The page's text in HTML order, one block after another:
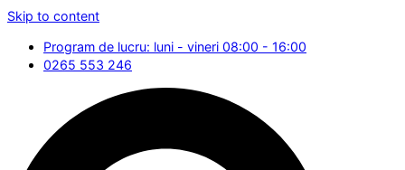
Skip to content
Program de lucru: luni - vineri 08:00 - 16:00
0265 553 246